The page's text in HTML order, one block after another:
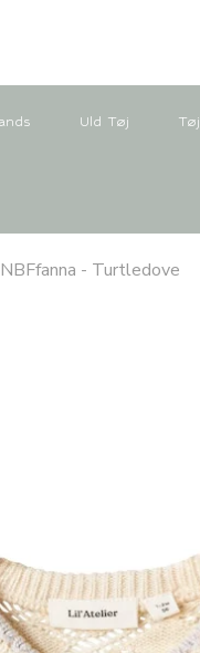
Uld Tøj Tøj
- Turtledove